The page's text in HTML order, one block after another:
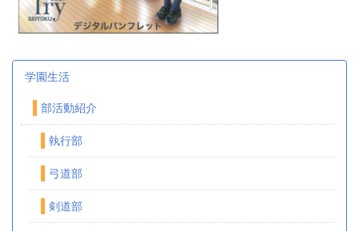
学園生活
部活動紹介
執行部
弓道部
剣道部